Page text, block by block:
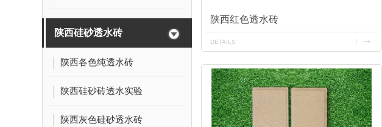
陕西硅砂透水砖
陕西各色纯透水砖
陕西硅砂砖透水实验
陕西灰色硅砂透水砖
陕西红色透水砖
DETAILS